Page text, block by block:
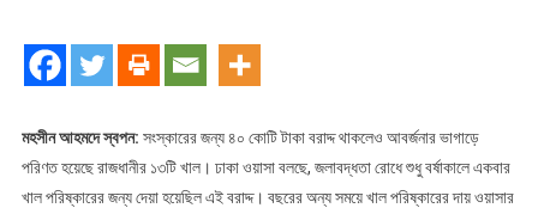
মহসীন আহমদে স্বপন: সংস্কারের জন্য ৪০ কোটি টাকা বরাদ্দ থাকলেও আবর্জনার ভাগাড়ে
পরিণত হয়েছে রাজধানীর ১৩টি খাল। ঢাকা ওয়াসা বলছে, জলাবদ্ধতা রোধে শুধু বর্ষাকালে একবার
খাল পরিষ্কারের জন্য দেয়া হয়েছিল এই বরাদ্দ। বছরের অন্য সময়ে খাল পরিষ্কারের দায় ওয়াসার